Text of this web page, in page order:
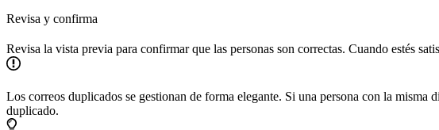
Revisa y confirma
Revisa la vista previa para confirmar que las personas son correctas. Cuando estés
Los correos duplicados se gestionan de forma elegante. Si una persona con la
duplicado.